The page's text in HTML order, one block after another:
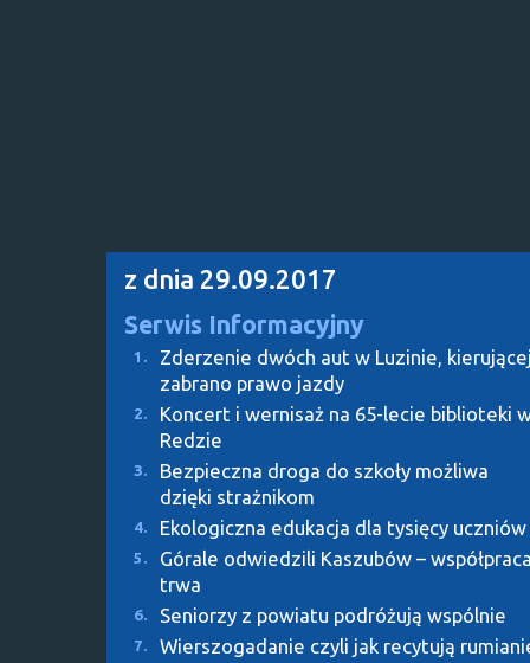
z dnia 29.09.2017
Serwis Informacyjny
1.
Zderzenie dwóch aut w Luzinie,
zabrano prawo jazdy
2.
Koncert i wernisaż na 65-lecie biblioteki
Redzie
3.
Bezpieczna droga do szkoły możliwa
dzięki strażnikom
4. Ekologiczna edukacja dla tysięcy uczniów
5.
Górale odwiedzili Kaszubów –
trwa
6. Seniorzy z powiatu podróżują wspólnie
7. Wierszogadanie czyli jak recytują